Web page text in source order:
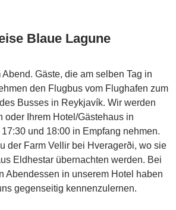
Blaue Lagune
Gäste, die am selben Tag in
den Flugbus vom Flughafen zum
Busses in Reykjavík. Wir werden
oder Ihrem Hotel/Gästehaus in
und 18:00 in Empfang nehmen.
der Farm Vellir bei Hveragerði, wo sie
Eldhestar übernachten werden. Bei
Abendessen in unserem Hotel haben
gegenseitig kennenzulernen.